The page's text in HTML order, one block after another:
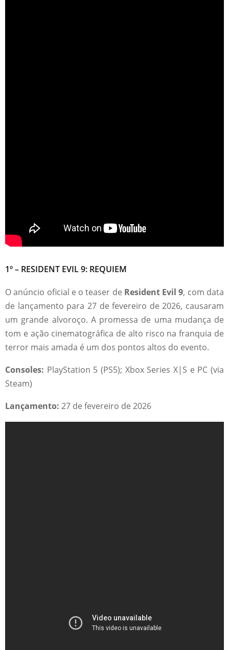
1º – RESIDENT EVIL 9: REQUIEM
O anúncio oficial e o teaser de Resident Evil 9, com data
de lançamento para 27 de fevereiro de 2026, causaram
um grande alvoroço. A promessa de uma mudança de
tom e ação cinematográfica de alto risco na franquia de
terror mais amada é um dos pontos altos do evento.
Consoles: PlayStation 5 (PS5); Xbox Series X|S e PC (via
Steam)
Lançamento: 27 de fevereiro de 2026